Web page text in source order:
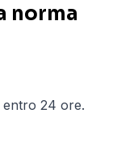
norma
entro 24 ore.